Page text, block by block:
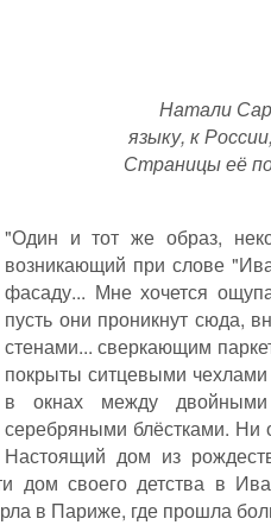
Натали
языку, к
Страницы её
"Один и тот же образ,
возникающий при слове
фасаду... Мне хочется
пусть они проникнут сюда,
стенами... сверкающим
покрыты ситцевыми чехлами
в окнах между
серебряными блёстками. Ни
Настоящий дом из
дом своего детства в
в Париже, где прошла